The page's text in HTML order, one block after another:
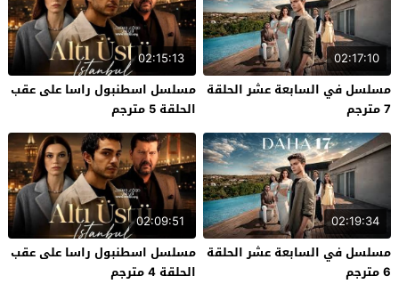
02:17:10
مسلسل في السابعة عشر الحلقة
7 مترجم
02:15:13
مسلسل اسطنبول راسا على عقب
الحلقة 5 مترجم
02:19:34
مسلسل في السابعة عشر الحلقة
6 مترجم
02:09:51
مسلسل اسطنبول راسا على عقب
الحلقة 4 مترجم